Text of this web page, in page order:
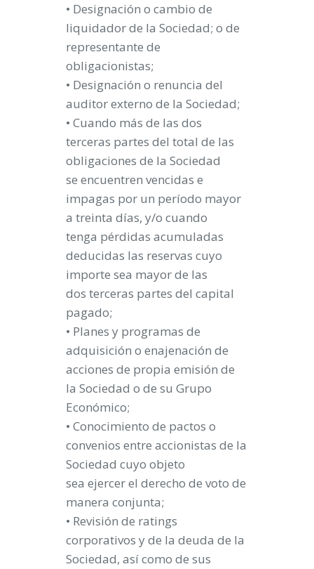
• Designación o cambio de
liquidador de la Sociedad; o de
representante de
obligacionistas;
• Designación o renuncia del
auditor externo de la Sociedad;
• Cuando más de las dos
terceras partes del total de las
obligaciones de la Sociedad
se encuentren vencidas e
impagas por un período mayor
a treinta días, y/o cuando
tenga pérdidas acumuladas
deducidas las reservas cuyo
importe sea mayor de las
dos terceras partes del capital
pagado;
• Planes y programas de
adquisición o enajenación de
acciones de propia emisión de
la Sociedad o de su Grupo
Económico;
• Conocimiento de pactos o
convenios entre accionistas de la
Sociedad cuyo objeto
sea ejercer el derecho de voto de
manera conjunta;
• Revisión de ratings
corporativos y de la deuda de la
Sociedad, así como de sus